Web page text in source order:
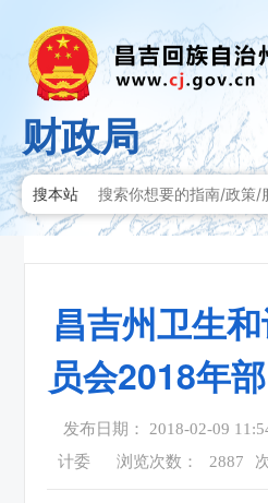
财政局
搜本站
昌吉州卫生
员会2018年
发布日期： 2018-02-09
计委
浏览次数： 2887